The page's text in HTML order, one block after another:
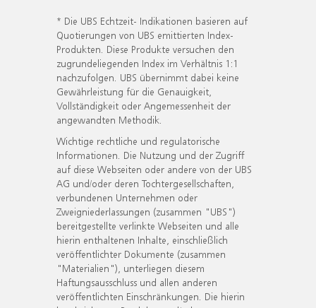
* Die UBS Echtzeit- Indikationen basieren auf
Quotierungen von UBS emittierten Index-
Produkten. Diese Produkte versuchen den
zugrundeliegenden Index im Verhältnis 1:1
nachzufolgen. UBS übernimmt dabei keine
Gewährleistung für die Genauigkeit,
Vollständigkeit oder Angemessenheit der
angewandten Methodik.
Wichtige rechtliche und regulatorische
Informationen. Die Nutzung und der Zugriff
auf diese Webseiten oder andere von der UBS
AG und/oder deren Tochtergesellschaften,
verbundenen Unternehmen oder
Zweigniederlassungen (zusammen "UBS")
bereitgestellte verlinkte Webseiten und alle
hierin enthaltenen Inhalte, einschließlich
veröffentlichter Dokumente (zusammen
"Materialien"), unterliegen diesem
Haftungsausschluss und allen anderen
veröffentlichten Einschränkungen. Die hierin